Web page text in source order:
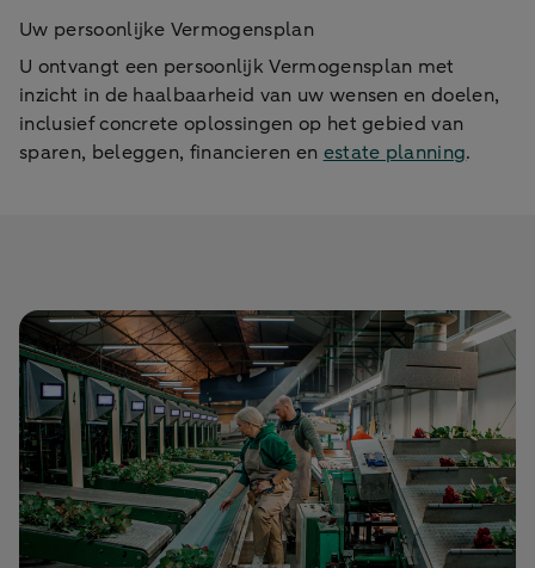
Uw persoonlijke Vermogensplan
U ontvangt een persoonlijk Vermogensplan met
inzicht in de haalbaarheid van uw wensen en doelen,
inclusief concrete oplossingen op het gebied van
sparen, beleggen, financieren en estate planning.